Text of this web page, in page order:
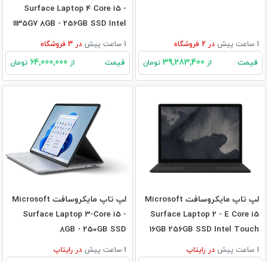
1 ساعت پیش در فروشگاه
قیمت از تومان
Surface Laptop 4 Core i5 -
1135G7 8GB - 256GB SSD Intel
1 ساعت پیش در فروشگاه
قیمت از تومان
لپ تاپ مایکروسافت Microsoft
Surface Laptop 2 - E Core i5
16GB 256GB SSD Intel Touch
1 ساعت پیش در رایتاپ
لپ تاپ مایکروسافت Microsoft
Surface Laptop 3-Core i5 -
8GB - 250GB SSD
1 ساعت پیش در رایتاپ